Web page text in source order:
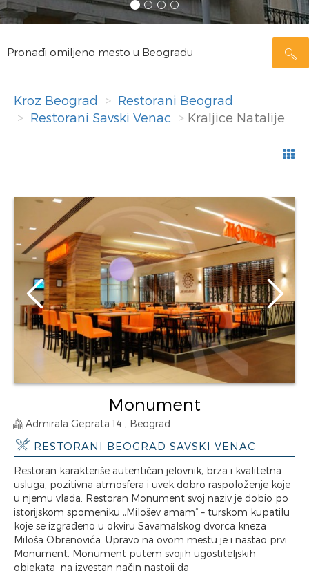
Pronađi omiljeno mesto u Beogradu
Kroz Beograd
Restorani Beograd
Restorani Savski Venac
Kraljice Natalije
Monument
Admirala Geprata 14 , Beograd
RESTORANI BEOGRAD SAVSKI VENAC
Restoran karakteriše autentičan jelovnik, brza i kvalitetna
usluga, pozitivna atmosfera i uvek dobro raspoloženje koje
u njemu vlada. Restoran Monument svoj naziv je dobio po
istorijskom spomeniku „Milošev amam“ – turskom kupatilu
koje se izgrađeno u okviru Savamalskog dvorca kneza
Miloša Obrenovića. Upravo na ovom mestu je i nastao prvi
Monument. Monument putem svojih ugostiteljskih
objekata na izvestan način nastoji da